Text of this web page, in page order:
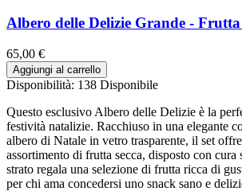
Albero delle Delizie Grande - Frutta
65,00 €
Aggiungi al carrello
Disponibilità: 138 Disponibile
Questo esclusivo Albero delle Delizie è la
festività natalizie. Racchiuso in una elegante
albero di Natale in vetro trasparente, il set
assortimento di frutta secca, disposto con
strato regala una selezione di frutta ricca di
per chi ama concedersi uno snack sano e